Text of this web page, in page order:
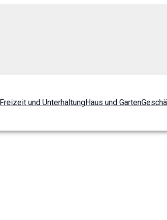
Freizeit und UnterhaltungHaus und Garten